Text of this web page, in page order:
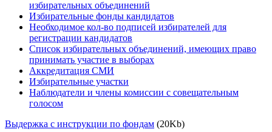
избирательных объединений
Избирательные фонды кандидатов
Необходимое кол-во подписей избирателей для
регистрации кандидатов
Список избирательных объединений, имеющих право
принимать участие в выборах
Аккредитация СМИ
Избирательные участки
Наблюдатели и члены комиссии с совещательным
голосом
Выдержка с инструкции по фондам (20Kb)